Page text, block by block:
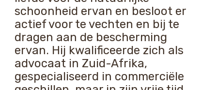
schoonheid ervan en besloot er
actief voor te vechten en bij te
dragen aan de bescherming
ervan. Hij kwalificeerde zich als
advocaat in Zuid-Afrika,
gespecialiseerd in commerciële